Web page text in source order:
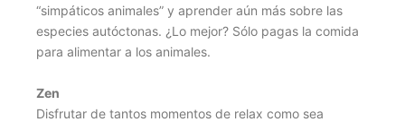
“simpáticos animales” y aprender aún más sobre las
especies autóctonas. ¿Lo mejor? Sólo pagas la comida
para alimentar a los animales.
Zen
Disfrutar de tantos momentos de relax como sea